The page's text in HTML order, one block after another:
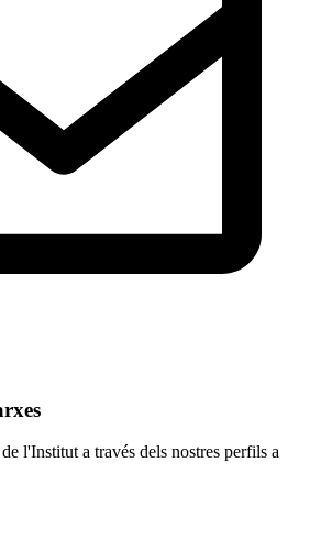
l'Institut a través dels nostres perfils a